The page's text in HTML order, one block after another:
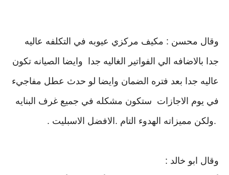
وقال محسن : مكيف مركزي عيوبه في التكلفه عاليه
جدا بالاضافه الي الفواتير الغاليه جدا وايضا الصيانه تكون
عاليه جدا بعد فتره الضمان وايضا لو حدث عطل مفاجيء
في يوم الاجازات ستكون مشكله في جميع غرف البنايه
.ولكن مميزاته الهدوء التام .الافضل الاسبليت .
وقال ابو خالد :